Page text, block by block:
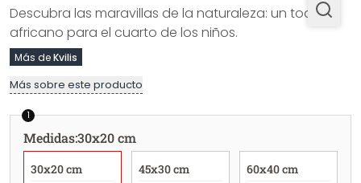
Descubra las maravillas de la naturaleza: un toque
africano para el cuarto de los niños.
Más deKvilis
Más sobre este producto
1
Medidas:30x20 cm
30x20 cm 45x30 cm 60x40 cm